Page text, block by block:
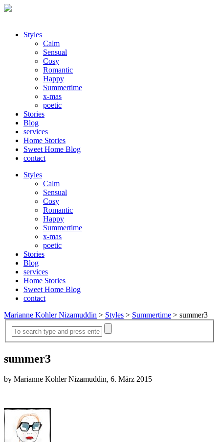
Styles
Calm
Sensual
Cosy
Romantic
Happy
Summertime
x-mas
poetic
Stories
Blog
services
Home Stories
Sweet Home Blog
contact
Styles
Calm
Sensual
Cosy
Romantic
Happy
Summertime
x-mas
poetic
Stories
Blog
services
Home Stories
Sweet Home Blog
contact
Marianne Kohler Nizamuddin > Styles > Summertime > summer3
summer3
by Marianne Kohler Nizamuddin, 6. März 2015